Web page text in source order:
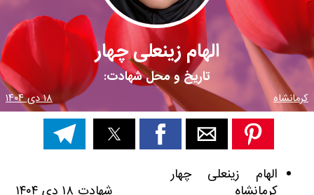
الهام زینعلی چهار
تاریخ و محل شهادت:
کرمانشاه ۱۸ دی ۱۴۰۴
الهام زینعلی چهار